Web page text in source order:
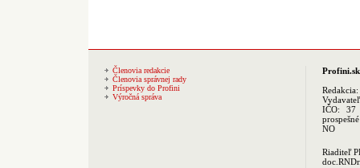
Členovia redakcie
Členovia správnej rady
Príspevky do Profini
Výročná správa
Profini.sk
Redakcia:
IČO: 37
NO
Riaditeľ